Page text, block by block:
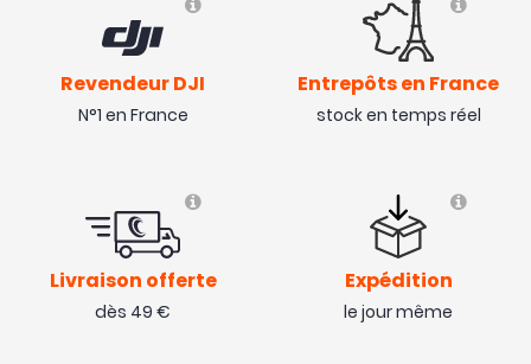
Revendeur DJI
N°1 en France
Entrepôts en France
stock en temps réel
Livraison offerte
dès 49 €
Expédition
le jour même